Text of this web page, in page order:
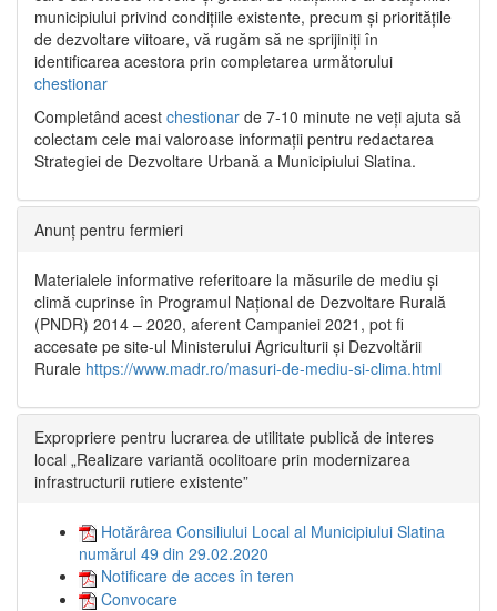
municipiului privind condițiile existente, precum și prioritățile
de dezvoltare viitoare, vă rugăm să ne sprijiniți în
identificarea acestora prin completarea următorului
chestionar
Completând acest chestionar de 7-10 minute ne veți ajuta să
colectam cele mai valoroase informații pentru redactarea
Strategiei de Dezvoltare Urbană a Municipiului Slatina.
Anunț pentru fermieri
Materialele informative referitoare la măsurile de mediu și
climă cuprinse în Programul Național de Dezvoltare Rurală
(PNDR) 2014 – 2020, aferent Campaniei 2021, pot fi
accesate pe site-ul Ministerului Agriculturii și Dezvoltării
Rurale https://www.madr.ro/masuri-de-mediu-si-clima.html
Expropriere pentru lucrarea de utilitate publică de interes
local „Realizare variantă ocolitoare prin modernizarea
infrastructurii rutiere existente”
Hotărârea Consiliului Local al Municipiului Slatina
numărul 49 din 29.02.2020
Notificare de acces în teren
Convocare